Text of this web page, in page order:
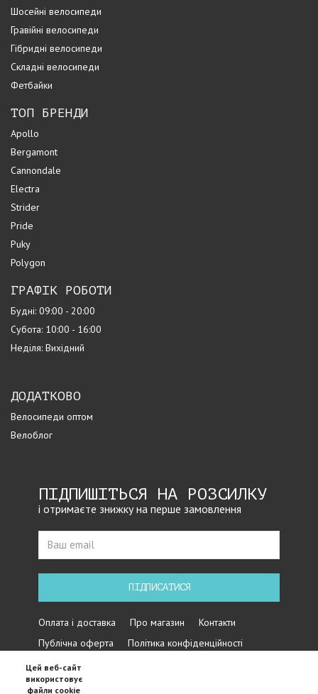
Шосейні велосипеди
Гравійні велосипеди
Гібридні велосипеди
Складні велосипеди
Фетбайки
ТОП БРЕНДИ
Apollo
Bergamont
Cannondale
Electra
Strider
Pride
Puky
Polygon
ГРАФІК РОБОТИ
Будні: 09:00 - 20:00
Субота: 10:00 - 16:00
Неділя: Вихідний
ДОДАТКОВО
Велосипеди оптом
Велоблог
ПІДПИШІТЬСЯ НА РОЗСИЛКУ
і отримаєте знижку на перше замовлення
ПІДПИСАТИСЯ
Оплата і доставка Про магазин
Контакти
Публічна оферта
Політика конфіденційності
Цей веб-сайт
використовує
файли cookie